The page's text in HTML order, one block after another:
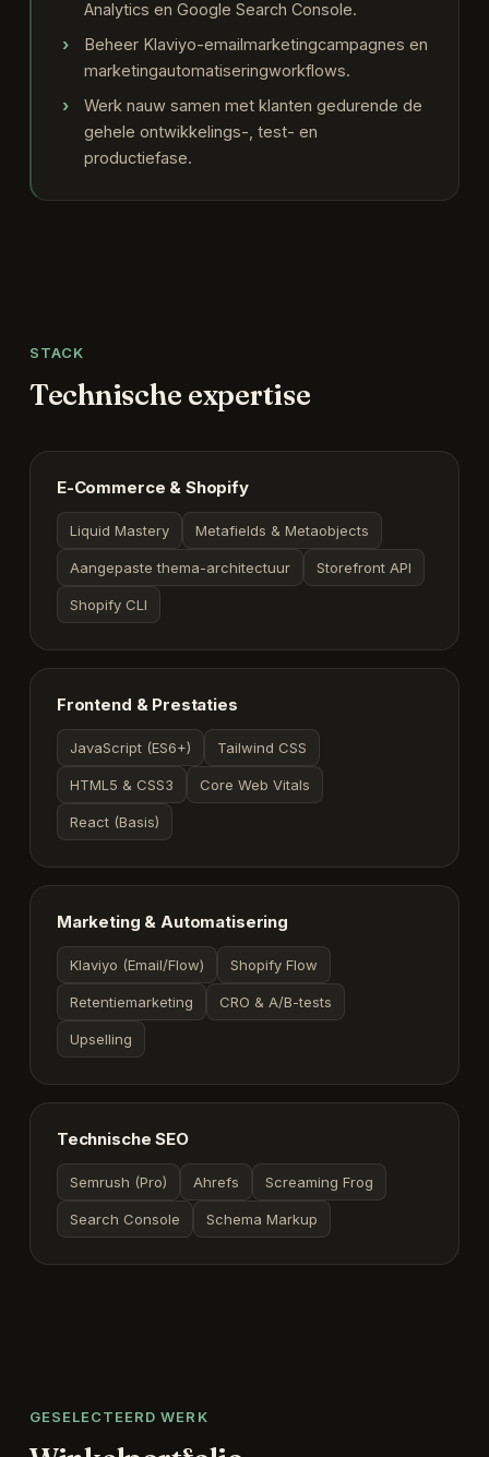
Analytics en Google Search Console.
Beheer Klaviyo-emailmarketingcampagnes en
marketingautomatiseringworkflows.
Werk nauw samen met klanten gedurende de
gehele ontwikkelings-, test- en
productiefase.
STACK
Technische expertise
E-Commerce & Shopify
Liquid Mastery Metafields & Metaobjects
Aangepaste thema-architectuur Storefront API
Shopify CLI
Frontend & Prestaties
JavaScript (ES6+) Tailwind CSS
HTML5 & CSS3 Core Web Vitals
React (Basis)
Marketing & Automatisering
Klaviyo (Email/Flow) Shopify Flow
Retentiemarketing CRO & A/B-tests
Upselling
Technische SEO
Semrush (Pro) Ahrefs Screaming Frog
Search Console Schema Markup
GESELECTEERD WERK